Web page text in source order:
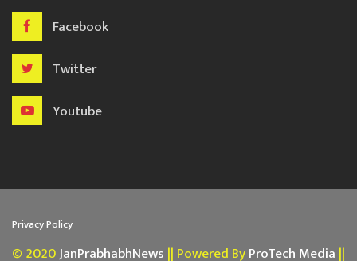
Facebook
Twitter
Youtube
Privacy Policy
© 2020JanPrabhabhNews || Powered ByProTech Media ||